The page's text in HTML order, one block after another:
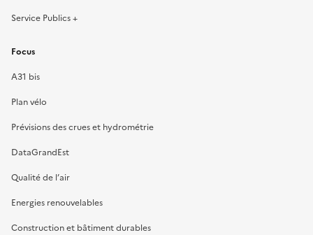
Service Publics +
Focus
A31 bis
Plan vélo
Prévisions des crues et hydrométrie
DataGrandEst
Qualité de l’air
Energies renouvelables
Construction et bâtiment durables